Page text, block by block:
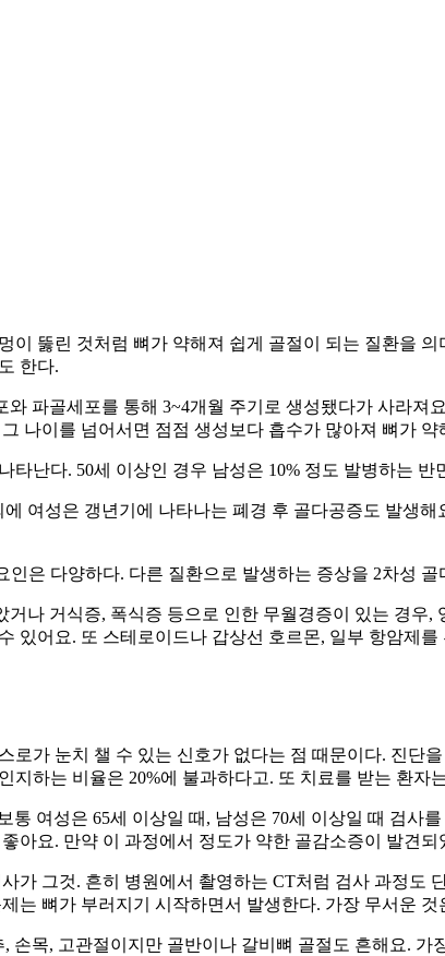
이 뚫린 것처럼 뼈가 약해져 쉽게 골절이 되는 질환을
한다.
와 파골세포를 통해 3~4개월 주기로 생성됐다가 사라져
나이를 넘어서면 점점 생성보다 흡수가 많아져 뼈가
타난다. 50세 이상인 경우 남성은 10% 정도 발병하는
여성은 갱년기에 나타나는 폐경 후 골다공증도 발생
인은 다양하다. 다른 질환으로 발생하는 증상을 2차성
거나 거식증, 폭식증 등으로 인한 무월경증이 있는 경
있어요. 또 스테로이드나 갑상선 호르몬, 일부 항암제
로가 눈치 챌 수 있는 신호가 없다는 점 때문이다. 진단
지하는 비율은 20%에 불과하다고. 또 치료를 받는 환자
통 여성은 65세 이상일 때, 남성은 70세 이상일 때 검사
아요. 만약 이 과정에서 정도가 약한 골감소증이 발견
가 그것. 흔히 병원에서 촬영하는 CT처럼 검사 과정도
는 뼈가 부러지기 시작하면서 발생한다. 가장 무서운 것
손목, 고관절이지만 골반이나 갈비뼈 골절도 흔해요.